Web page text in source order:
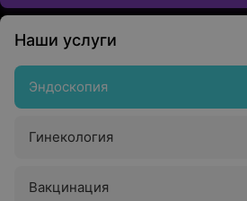
Наши услуги
Эндоскопия
Гинекология
Вакцинация